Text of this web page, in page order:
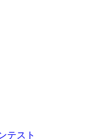
テスト